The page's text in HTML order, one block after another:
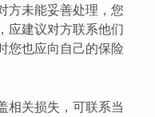
方未能妥善处理，您
应建议对方联系他们
您也应向自己的保险
相关损失，可联系当